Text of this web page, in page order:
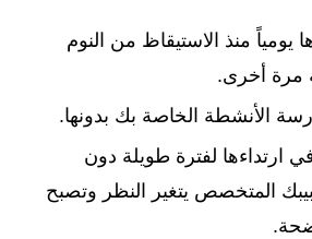
يومياً منذ الاستيقاظ من النوم
مرة أخرى.
الأنشطة الخاصة بك بدونها.
ارتداءها لفترة طويلة دون
المتخصص يتغير النظر وتصبح